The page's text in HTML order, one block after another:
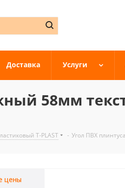
Доставка Услуги
58мм
T-PLAST - Угол ПВХ
цены